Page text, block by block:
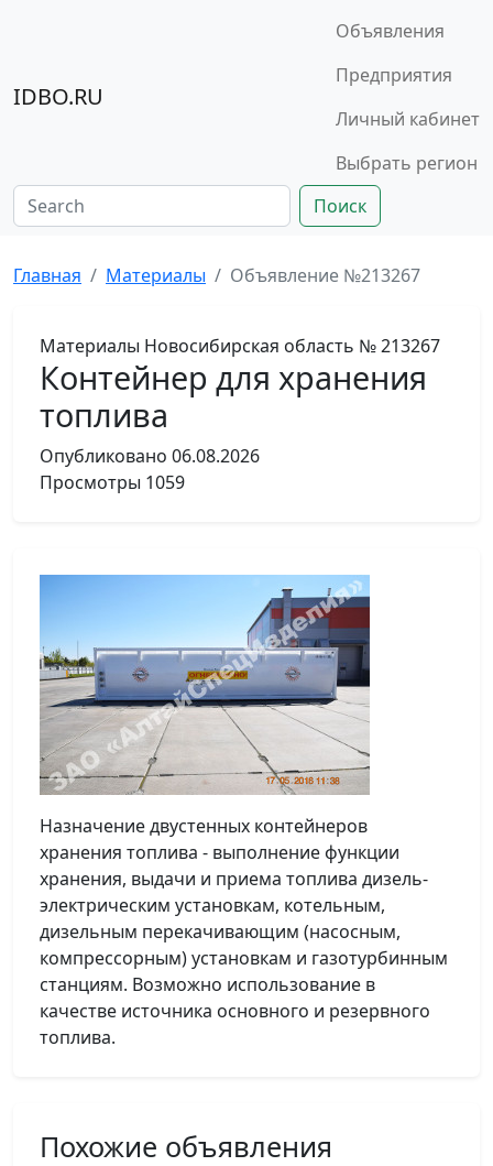
IDBO.RU
Объявления
Предприятия
Личный кабинет
Выбрать регион
Поиск
Главная Материалы Объявление №213267
Материалы Новосибирская область № 213267
Контейнер для хранения
топлива
Опубликовано 06.08.2026
Просмотры 1059
Назначение двустенных контейнеров
хранения топлива - выполнение функции
хранения, выдачи и приема топлива дизель-
электрическим установкам, котельным,
дизельным перекачивающим (насосным,
компрессорным) установкам и газотурбинным
станциям. Возможно использование в
качестве источника основного и резервного
топлива.
Похожие объявления